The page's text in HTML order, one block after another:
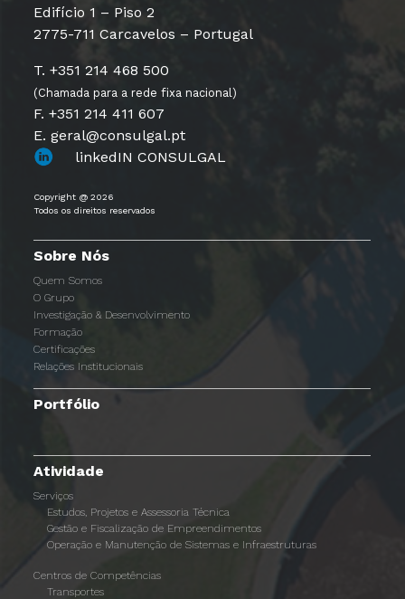
Edifício 1 – Piso 2
2775-711 Carcavelos – Portugal
T. +351 214 468 500
(Chamada para a rede fixa nacional)
F. +351 214 411 607
E. geral@consulgal.pt
linkedIN CONSULGAL
Copyright @ 2026
Todos os direitos reservados
Sobre Nós
Quem Somos
O Grupo
Investigação & Desenvolvimento
Formação
Certificações
Relações Institucionais
Portfólio
Atividade
Serviços
Estudos, Projetos e Assessoria Técnica
Gestão e Fiscalização de Empreendimentos
Operação e Manutenção de Sistemas e Infraestruturas
Centros de Competências
Transportes